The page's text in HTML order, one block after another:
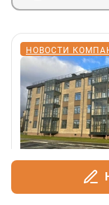
НОВОСТИ
Скидка до
на готовое